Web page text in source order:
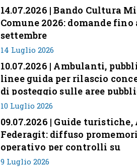
14.07.2026 | Bando Cultura
Comune 2026: domande fino
settembre
14 Luglio 2026
10.07.2026 | Ambulanti,
linee guida per rilascio
di posteggio sulle aree
10 Luglio 2026
09.07.2026 | Guide turistiche,
Federagit: diffuso
operativo per controlli su
professione
9 Luglio 2026